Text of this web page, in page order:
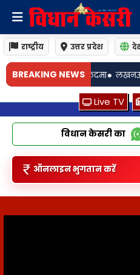
राष्ट्रीय उत्तर प्रदेश
BREAKING NEWS
में एमएलसी मुकेश शर्मा ने गृहकर
Live TV
विधान केसरी का
ऑनलाइन भुगतान करें